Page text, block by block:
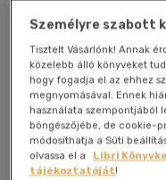
Emelt szintű érettségi
matematika - 2024
Személyre szabott
Tisztelt Vásárlónk! Annak
közelebb álló könyveket
hogy fogadja el az ehhez
megnyomásával. Ennek
használata szempontjából
böngészőjébe, de cookie-
módosíthatja a Süti
olvassa el a
Libri
tájékoztatóját!